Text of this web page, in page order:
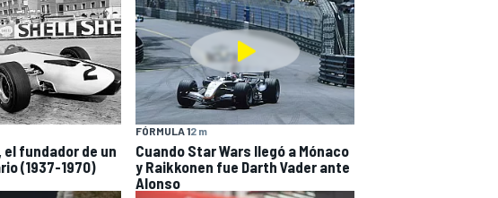
el fundador de un
(1937-1970)
FÓRMULA 12 m
Cuando Star Wars llegó a Mónaco
y Raikkonen fue Darth Vader ante
Alonso